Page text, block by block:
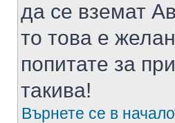
да се вземат
то това е
попитате за
такива!
Върнете се в